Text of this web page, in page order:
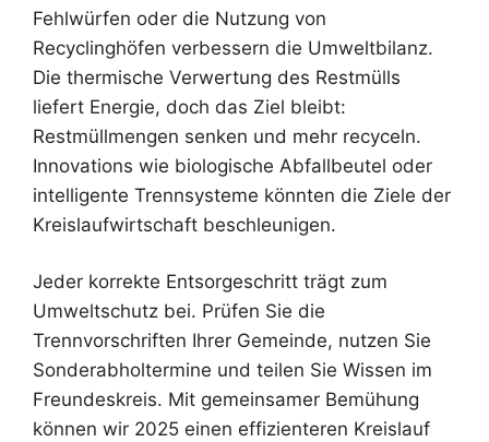
Fehlwürfen oder die Nutzung von
Recyclinghöfen verbessern die Umweltbilanz.
Die thermische Verwertung des Restmülls
liefert Energie, doch das Ziel bleibt:
Restmüllmengen senken und mehr recyceln.
Innovations wie biologische Abfallbeutel oder
intelligente Trennsysteme könnten die Ziele der
Kreislaufwirtschaft beschleunigen.
Jeder korrekte Entsorgeschritt trägt zum
Umweltschutz bei. Prüfen Sie die
Trennvorschriften Ihrer Gemeinde, nutzen Sie
Sonderabholtermine und teilen Sie Wissen im
Freundeskreis. Mit gemeinsamer Bemühung
können wir 2025 einen effizienteren Kreislauf